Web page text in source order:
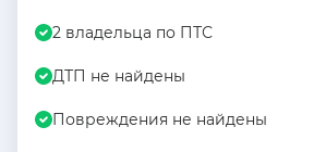
2 владельца по ПТС
ДТП не найдены
Повреждения не найдены